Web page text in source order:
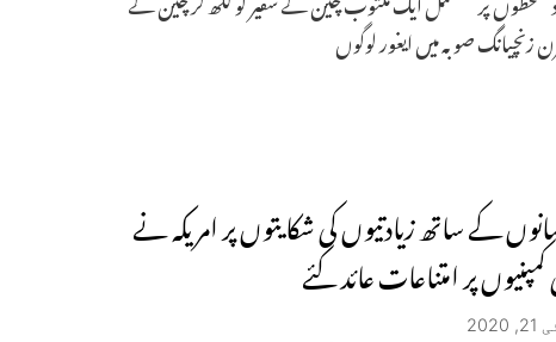
زنچیانگ صوبہ میں ایغور لوگوں
کے ساتھ زیادتیوں کی شکایتوں پر امریکہ نے
پر امتناعات عائد کئے